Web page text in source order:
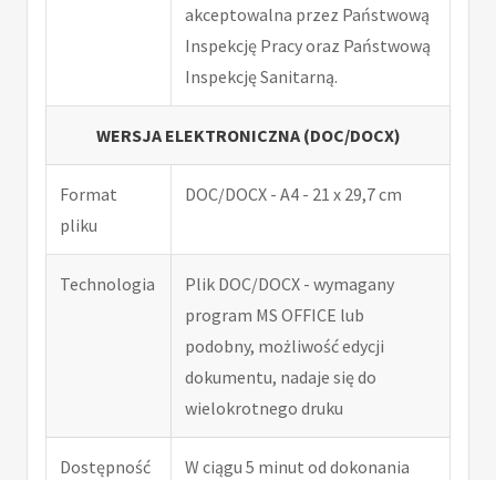
akceptowalna przez Państwową
Inspekcję Pracy oraz Państwową
Inspekcję Sanitarną.
WERSJA ELEKTRONICZNA (DOC/DOCX)
Format
pliku
DOC/DOCX - A4 - 21 x 29,7 cm
Technologia
Plik DOC/DOCX - wymagany
program MS OFFICE lub
podobny, możliwość edycji
dokumentu, nadaje się do
wielokrotnego druku
Dostępność
W ciągu 5 minut od dokonania